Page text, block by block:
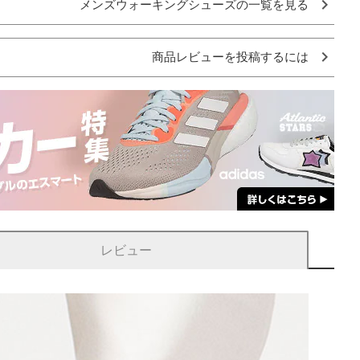
メンズウォーキングシューズの一覧を見る
商品レビューを投稿するには
レビュー